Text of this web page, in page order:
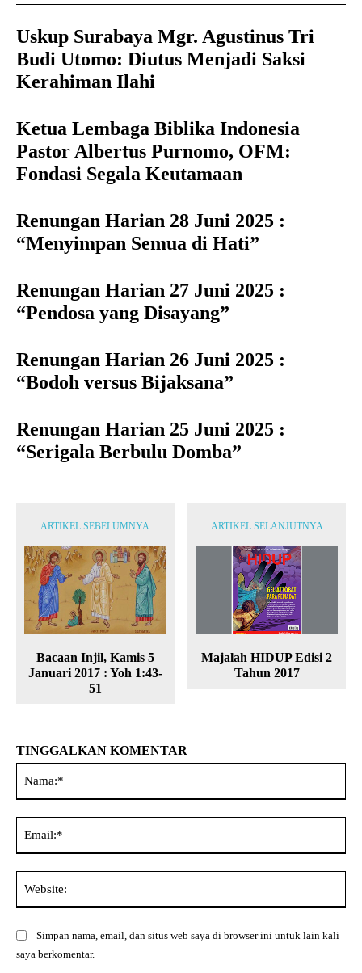
Uskup Surabaya Mgr. Agustinus Tri
Budi Utomo: Diutus Menjadi Saksi
Kerahiman Ilahi
Ketua Lembaga Biblika Indonesia
Pastor Albertus Purnomo, OFM:
Fondasi Segala Keutamaan
Renungan Harian 28 Juni 2025 :
“Menyimpan Semua di Hati”
Renungan Harian 27 Juni 2025 :
“Pendosa yang Disayang”
Renungan Harian 26 Juni 2025 :
“Bodoh versus Bijaksana”
Renungan Harian 25 Juni 2025 :
“Serigala Berbulu Domba”
ARTIKEL SEBELUMNYA
Bacaan Injil, Kamis 5
Januari 2017 : Yoh 1:43-
51
ARTIKEL SELANJUTNYA
Majalah HIDUP Edisi 2
Tahun 2017
TINGGALKAN KOMENTAR
Simpan nama, email, dan situs web saya di browser ini untuk lain kali
saya berkomentar.